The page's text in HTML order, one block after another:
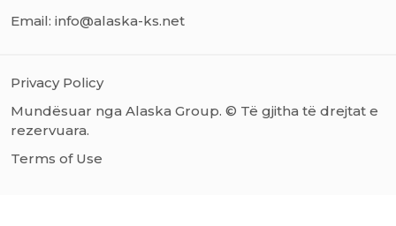
Email: info@alaska-ks.net
Privacy Policy
Mundësuar nga Alaska Group. © Të gjitha të drejtat e
rezervuara.
Terms of Use